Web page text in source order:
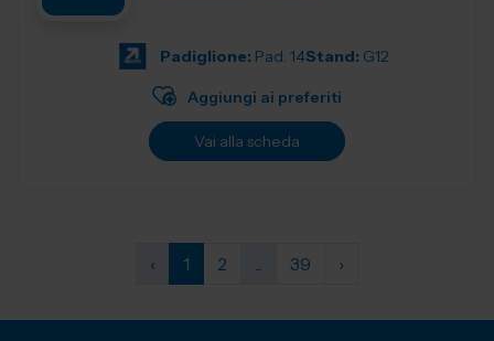
Padiglione: Pad. 14Stand: G12
Aggiungi ai preferiti
Vai alla scheda
‹ 1 2 ... 39 ›